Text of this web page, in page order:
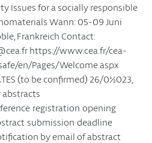
Issues for a socially responsible
Wann: 05-09 Juni
Frankreich Contact:
https://www.cea.fr/cea-
en/Pages/Welcome.aspx
(to be confirmed) 26/01/2023,
registration opening
submission deadline
by email of abstract